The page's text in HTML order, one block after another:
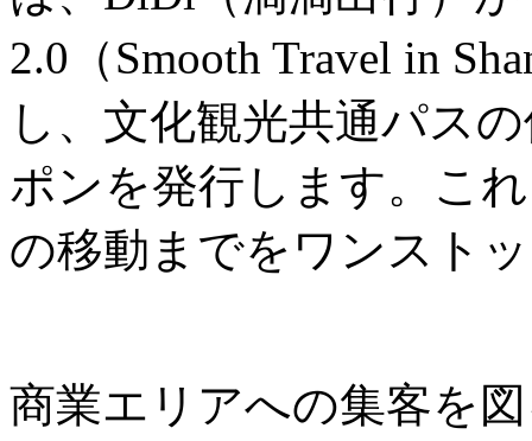
2.0（Smooth Travel in
し、文化観光共通パス
ポンを発行します。こ
の移動までをワンスト
商業エリアへの集客を